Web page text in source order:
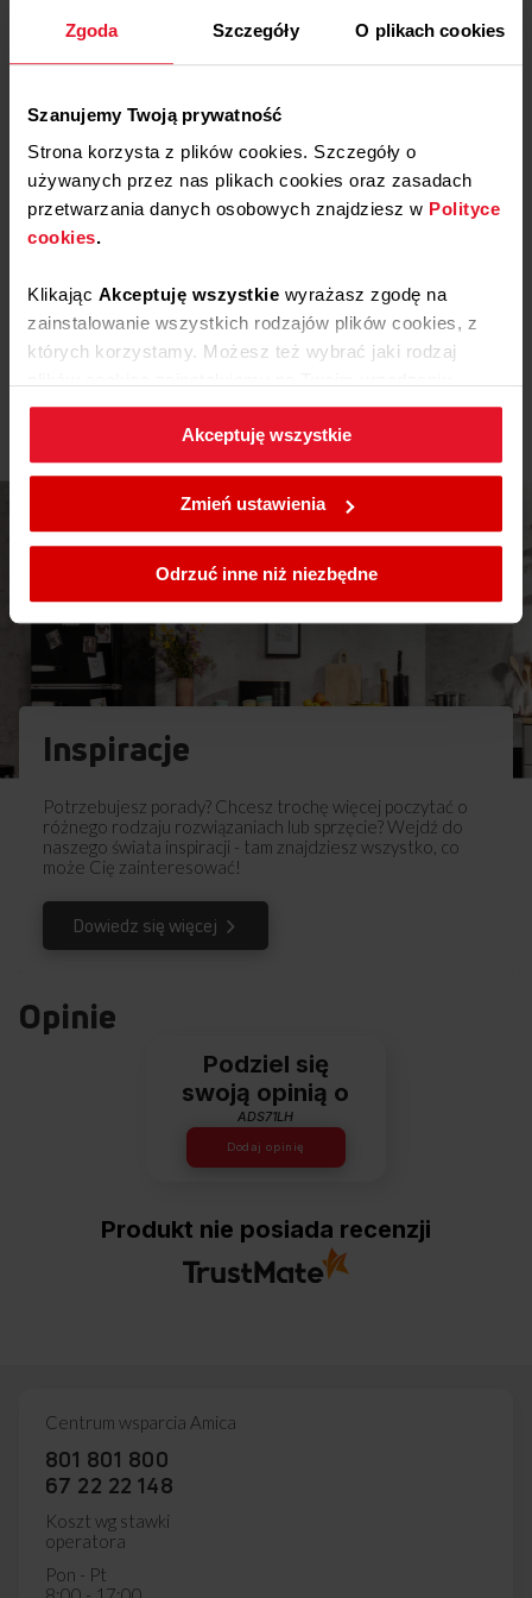
Zgoda Szczegóły O plikach cookies
Szanujemy Twoją prywatność
Strona korzysta z plików cookies. Szczegóły o
używanych przez nas plikach cookies oraz zasadach
przetwarzania danych osobowych znajdziesz w Polityce
cookies.
Klikając Akceptuję wszystkie wyrażasz zgodę na
zainstalowanie wszystkich rodzajów plików cookies, z
których korzystamy. Możesz też wybrać jaki rodzaj
klikającZmień ustawienia.
W każdej chwili możesz zmienić wybrane przez Ciebie
ustawienia plików cookies wchodząc w zakładkę
Akceptuję wszystkie
Zmień ustawienia
Odrzuć inne niż niezbędne
Plikido pobrania
Etykieta energetyczna Pobierz
Karta produktu
Karta produktu Pobierz
Ostrzeżenia i informacje dotyczące
Skrócona instrukcja obsługi
Instrukcja obsługi Pobierz
Pokaż więcej
Inspiracje
Potrzebujesz porady? Chcesz trochę więcej poczytać o
różnego rodzaju rozwiązaniach lub sprzęcie? Wejdź do
naszego świata inspiracji - tam znajdziesz wszystko, co
może Cię zainteresować!
Dowiedz się więcej
Opinie
Podziel się
swoją opinią o
ADS71LH
Dodaj opinię
Produkt nie posiada recenzji
Centrum wsparcia Amica
801 801 800
67 22 22 148
Koszt wg stawki
operatora
Pon - Pt